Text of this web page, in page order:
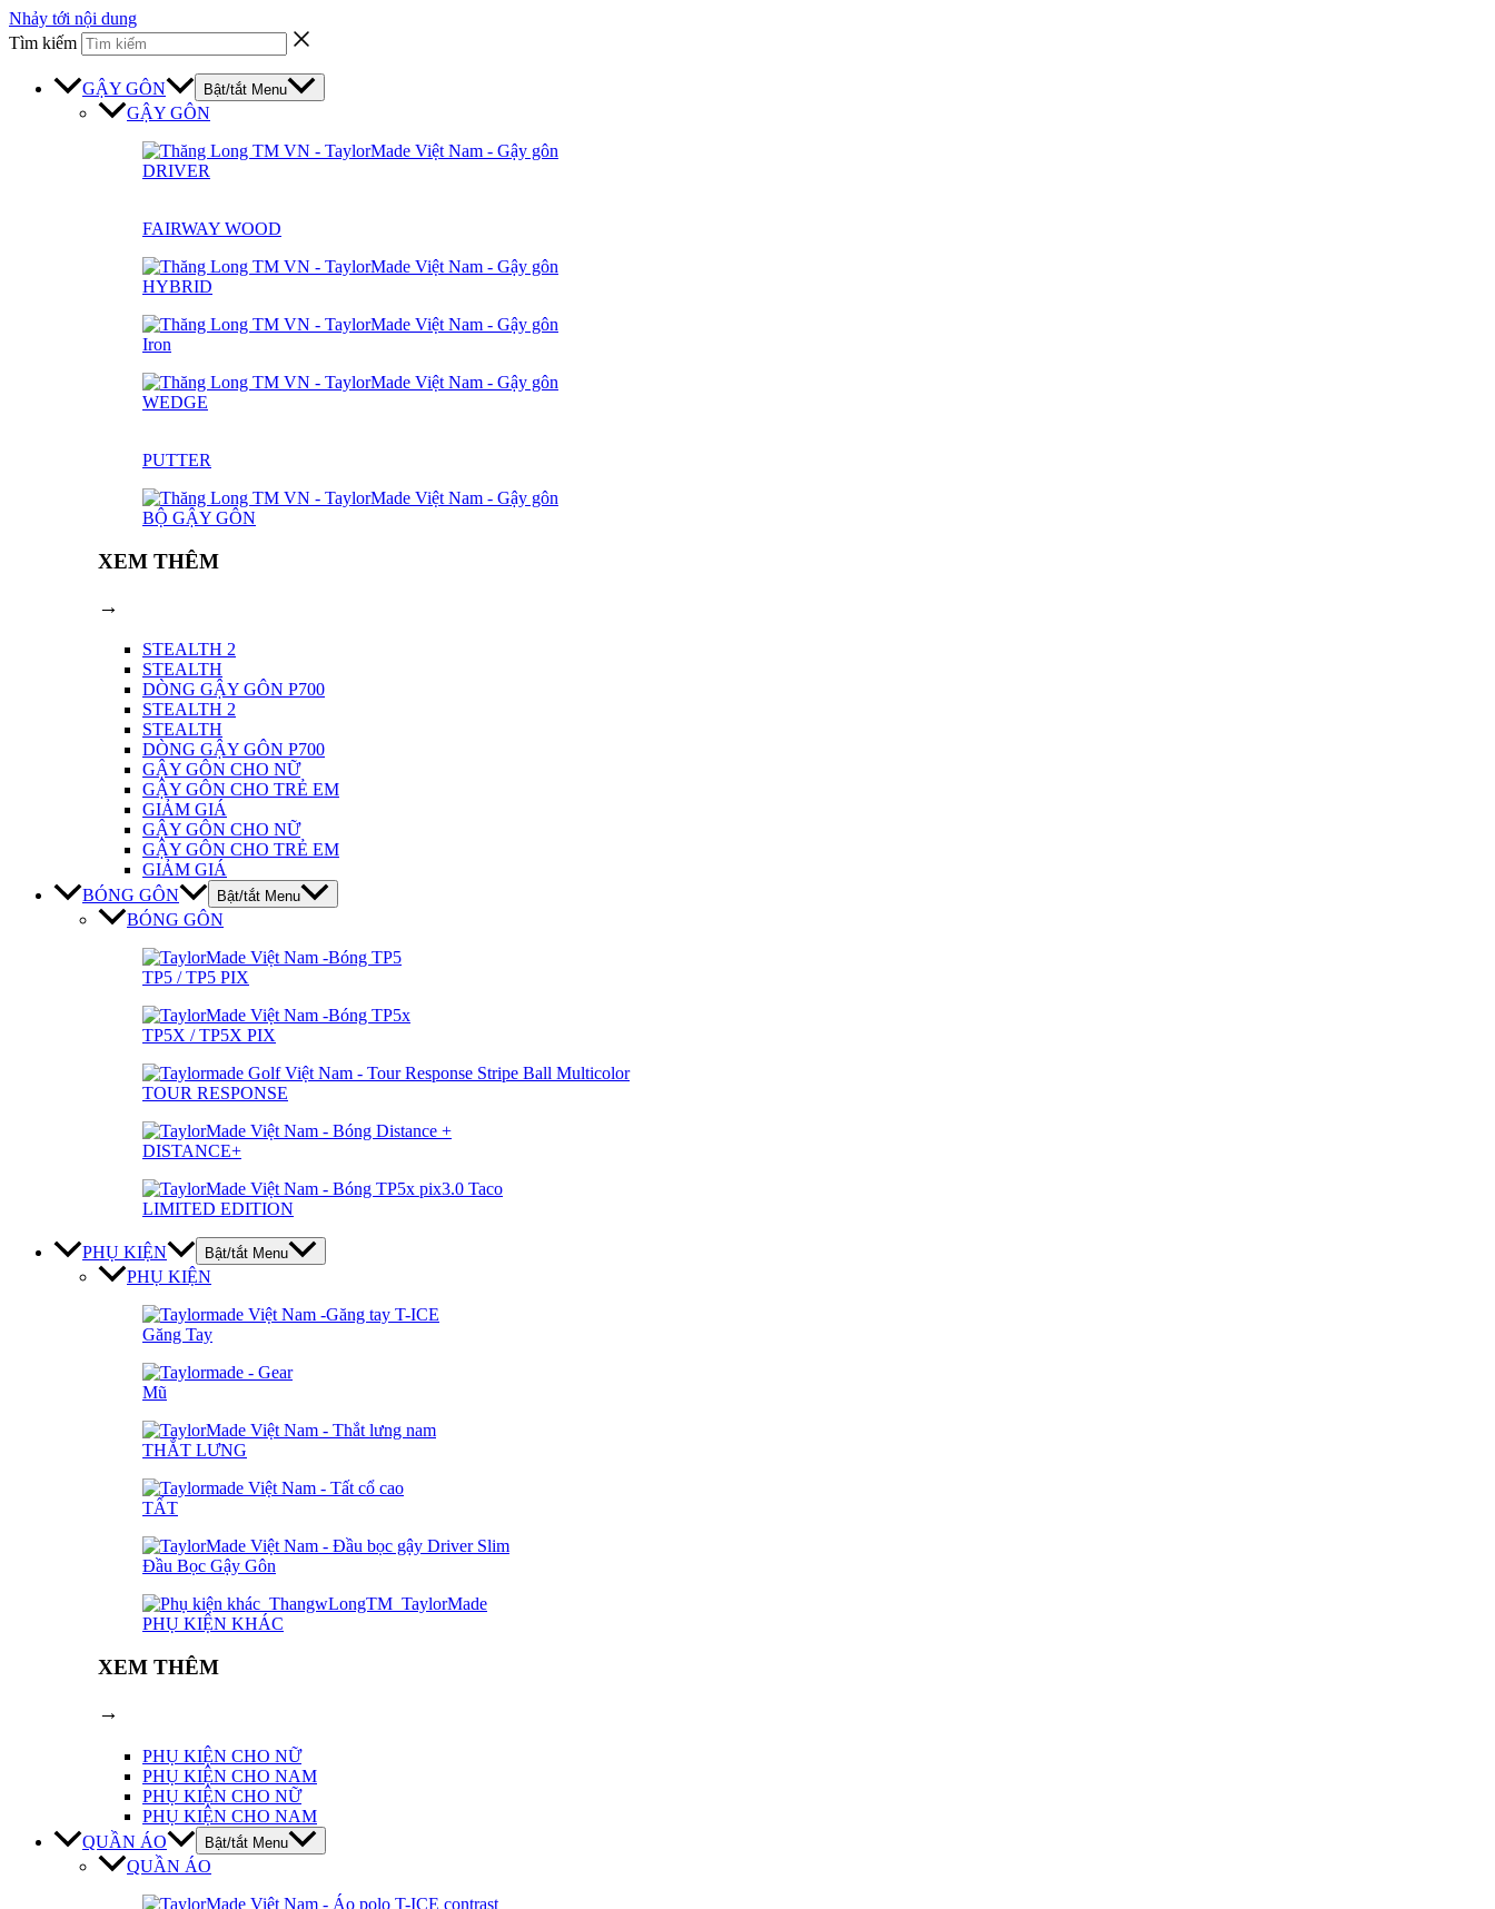
Nhảy tới nội dung
Tìm kiếm
GẬY GÔN Bật/tắt Menu
GẬY GÔN
DRIVER
FAIRWAY WOOD
HYBRID
Iron
WEDGE
PUTTER
BỘ GẬY GÔN
XEM THÊM
→
STEALTH 2
STEALTH
DÒNG GẬY GÔN P700
STEALTH 2
STEALTH
DÒNG GẬY GÔN P700
GẬY GÔN CHO NỮ
GẬY GÔN CHO TRẺ EM
GIẢM GIÁ
GẬY GÔN CHO NỮ
GẬY GÔN CHO TRẺ EM
GIẢM GIÁ
BÓNG GÔN
Bật/tắt Menu
BÓNG GÔN
TP5 / TP5 PIX
TP5X / TP5X PIX
TOUR RESPONSE
DISTANCE+
LIMITED EDITION
PHỤ KIỆN Bật/tắt Menu
PHỤ KIỆN
Găng Tay
Mũ
THẮT LƯNG
TẤT
Đầu Bọc Gậy Gôn
PHỤ KIỆN KHÁC
XEM THÊM
→
PHỤ KIỆN CHO NỮ
PHỤ KIỆN CHO NAM
PHỤ KIỆN CHO NỮ
PHỤ KIỆN CHO NAM
QUẦN ÁO
Bật/tắt Menu
QUẦN ÁO